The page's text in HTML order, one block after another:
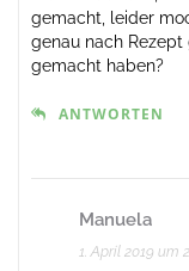
gemacht, leider
genau nach
gemacht haben?
ANTWORTEN
Manuela
1. April 2019 um